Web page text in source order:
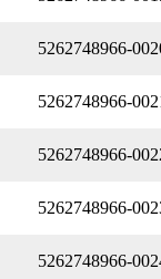
5262748966-
5262748966-
5262748966-
5262748966-
5262748966-